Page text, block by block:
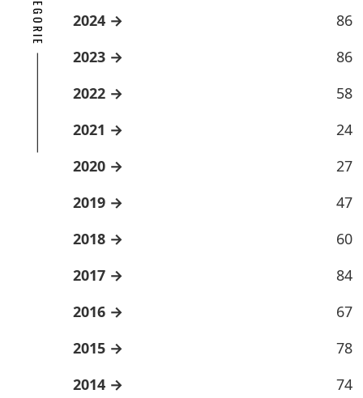
2024
86
2023
86
2022
58
2021
24
2020
27
2019
47
2018
60
2017
84
2016
67
2015
78
2014
74